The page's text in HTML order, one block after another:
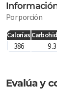
Por porción
Calorías
386 9.3
Evalúa y